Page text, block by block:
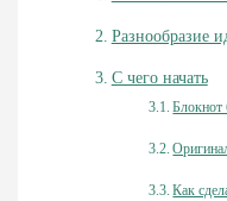
Разнообразие
С чего начать
Блокнот
Как